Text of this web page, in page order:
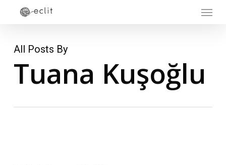
content
All Posts By
Tuana Kuşoğlu